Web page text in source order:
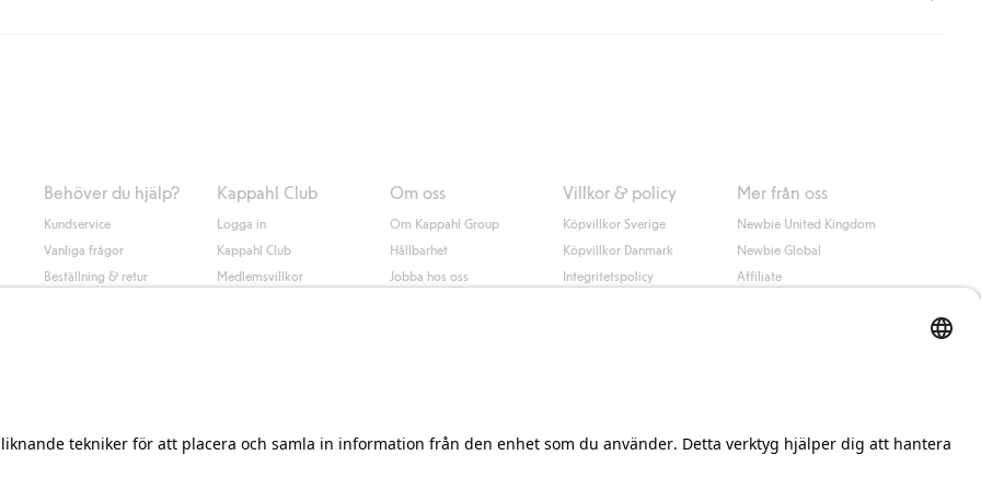
Behöver du hjälp?
Kundservice
Vanliga frågor
Beställning & retur
Kappahl Club
Logga in
Kappahl Club
Medlemsvillkor
Om oss
Om Kappahl Group
Hållbarhet
Jobba hos oss
Villkor & policy
Köpvillkor Sverige
Köpvillkor Danmark
Integritetspolicy
Mer från oss
Newbie United Kingdom
Newbie Global
Affiliate